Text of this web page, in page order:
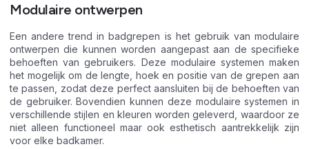
Modulaire ontwerpen
Een andere trend in badgrepen is het gebruik van modulaire
ontwerpen die kunnen worden aangepast aan de specifieke
behoeften van gebruikers. Deze modulaire systemen maken
het mogelijk om de lengte, hoek en positie van de grepen aan
te passen, zodat deze perfect aansluiten bij de behoeften van
de gebruiker. Bovendien kunnen deze modulaire systemen in
verschillende stijlen en kleuren worden geleverd, waardoor ze
niet alleen functioneel maar ook esthetisch aantrekkelijk zijn
voor elke badkamer.